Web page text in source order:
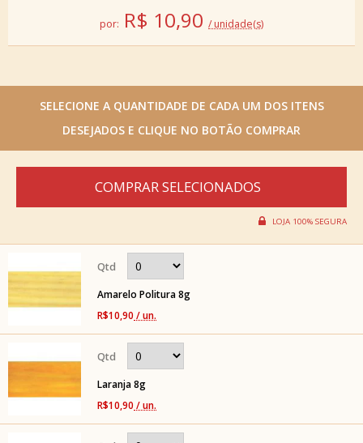
por: R$ 10,90 / unidade(s)
Amarelo Politura 8g
R$10,90 / un.
Laranja 8g
R$10,90 / un.